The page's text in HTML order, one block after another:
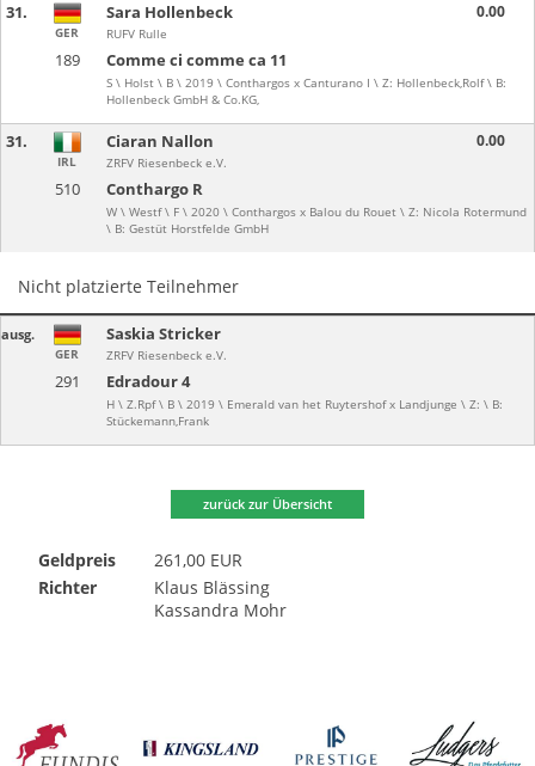
31.
189 Comme ci comme ca 11
S \ Holst \ B \ 2019 \ Conthargos x Canturano I \ Z: Hollenbeck,Rolf \ B:
Hollenbeck GmbH & Co.KG,
GER
Sara Hollenbeck
RUFV Rulle
0.00
31.
510 Conthargo R
W \ Westf \ F \ 2020 \ Conthargos x Balou du Rouet \ Z: Nicola Rotermund
\ B: Gestüt Horstfelde GmbH
IRL
Ciaran Nallon
ZRFV Riesenbeck e.V.
0.00
Nicht platzierte Teilnehmer
ausg.
291 Edradour 4
H \ Z.Rpf \ B \ 2019 \ Emerald van het Ruytershof x Landjunge \ Z: \ B:
Stückemann,Frank
GER
Saskia Stricker
ZRFV Riesenbeck e.V.
zurück zur Übersicht
Geldpreis
261,00 EUR
Richter
Klaus Blässing
Kassandra Mohr